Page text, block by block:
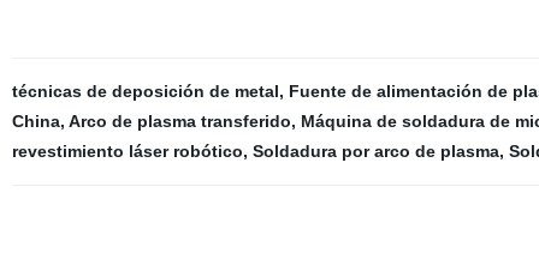
técnicas de deposición de metal, Fuente de alimentación de
China, Arco de plasma transferido, Máquina de soldadura de
revestimiento láser robótico, Soldadura por arco de plasma,